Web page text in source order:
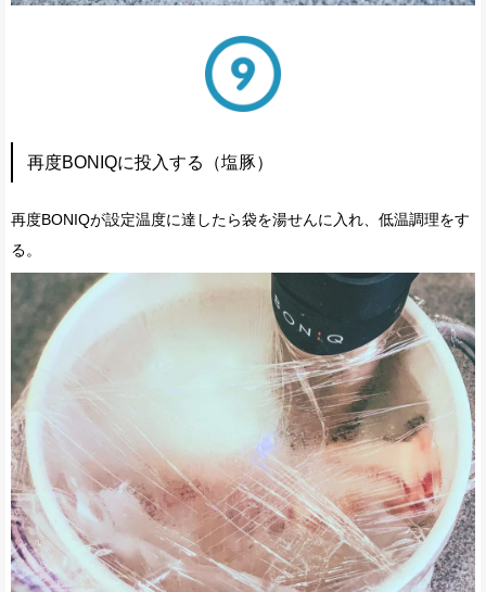
再度BONIQに投入する（塩豚）
再度BONIQが設定温度に達したら袋を湯せんに入れ、低温調理をす
る。